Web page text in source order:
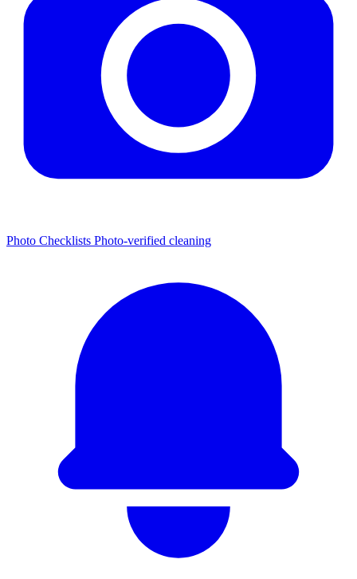
Photo Checklists Photo-verified cleaning